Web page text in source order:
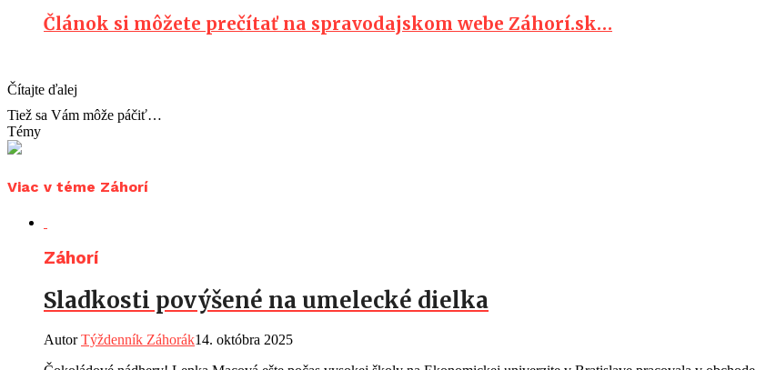
Článok si môžete prečítať na spravodajskom webe Záhorí.sk…
Čítajte ďalej
Tiež sa Vám môže páčiť…
Témy
Viac v téme Záhorí
Záhorí
Sladkosti povýšené na umelecké dielka
AutorTýždenník Záhorák14. októbra 2025